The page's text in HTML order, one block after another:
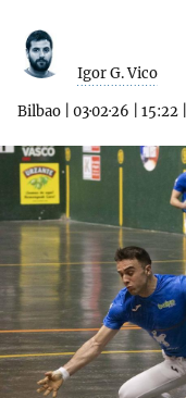
Igor G. Vico
Bilbao 03·02·26 15:22